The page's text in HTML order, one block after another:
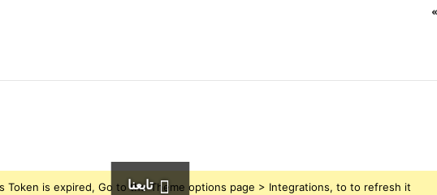
تابعنا
Token is expired, Go to the Theme options page > Integrations, to to refresh it.